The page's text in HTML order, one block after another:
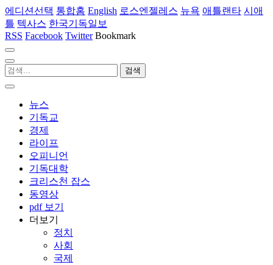
에디션선택 통합홈 English 로스엔젤레스 뉴욕 애틀랜타 시애
틀 텍사스 한국기독일보
RSS Facebook Twitter Bookmark
뉴스
기독교
경제
라이프
오피니언
기독대학
크리스천 잡스
동영상
pdf 보기
더보기
정치
사회
국제